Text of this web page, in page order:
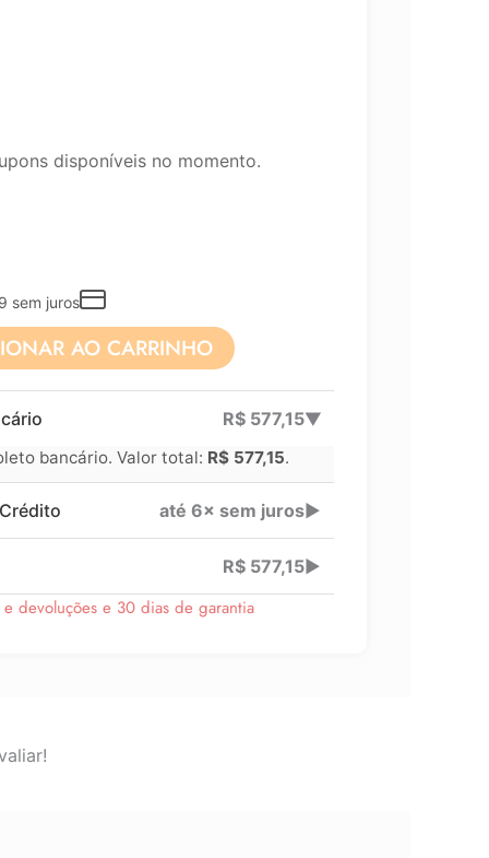
disponíveis no momento.
sem juros
AO CARRINHO
R$ 577,15▶
bancário. Valor total: R$ 577,15.
até 6× sem juros▶
R$ 577,15▶
devoluções e 30 dias de garantia